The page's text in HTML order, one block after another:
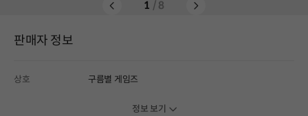
1 / 8
판매자 정보
상호 구름별 게임즈
정보 보기